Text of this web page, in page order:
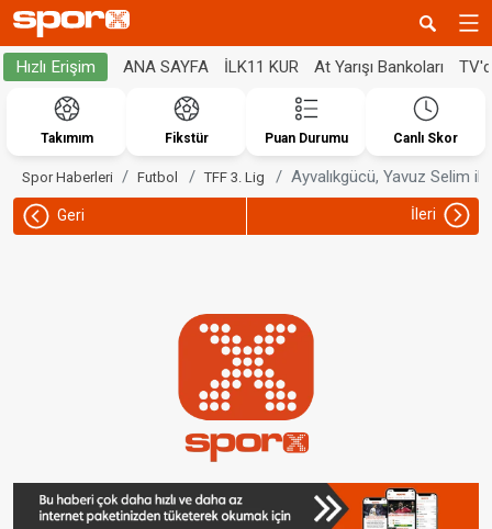
Hızlı Erişim ANA SAYFA İLK11 KUR At Yarışı Bankoları
Takımım Fikstür Puan Durumu Canlı Skor
Spor Haberleri Futbol TFF 3. Lig Ayvalıkgücü, Yavuz Selim
Geri İleri